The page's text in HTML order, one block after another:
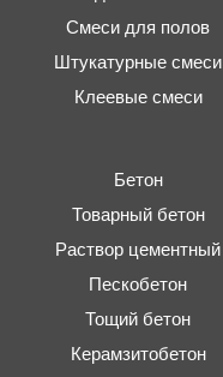
Смеси для полов
Штукатурные смеси
Клеевые смеси
Бетон
Товарный бетон
Раствор цементный
Пескобетон
Тощий бетон
Керамзитобетон